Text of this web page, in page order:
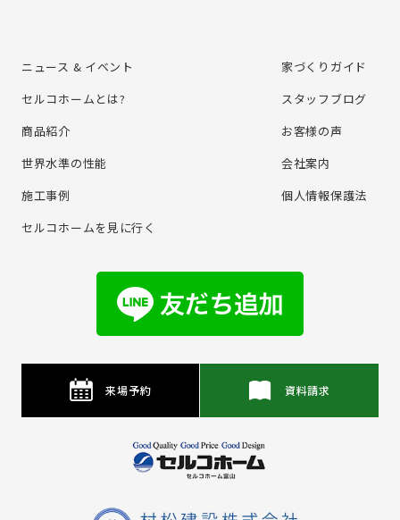
ニュース & イベント
セルコホームとは?
商品紹介
世界水準の性能
施⼯事例
セルコホームを⾒に⾏く
家づくりガイド
スタッフブログ
お客様の声
会社案内
個⼈情報保護法
来場予約 資料請求